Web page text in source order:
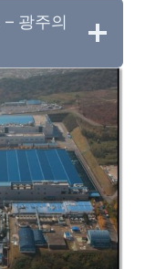
– 광주의